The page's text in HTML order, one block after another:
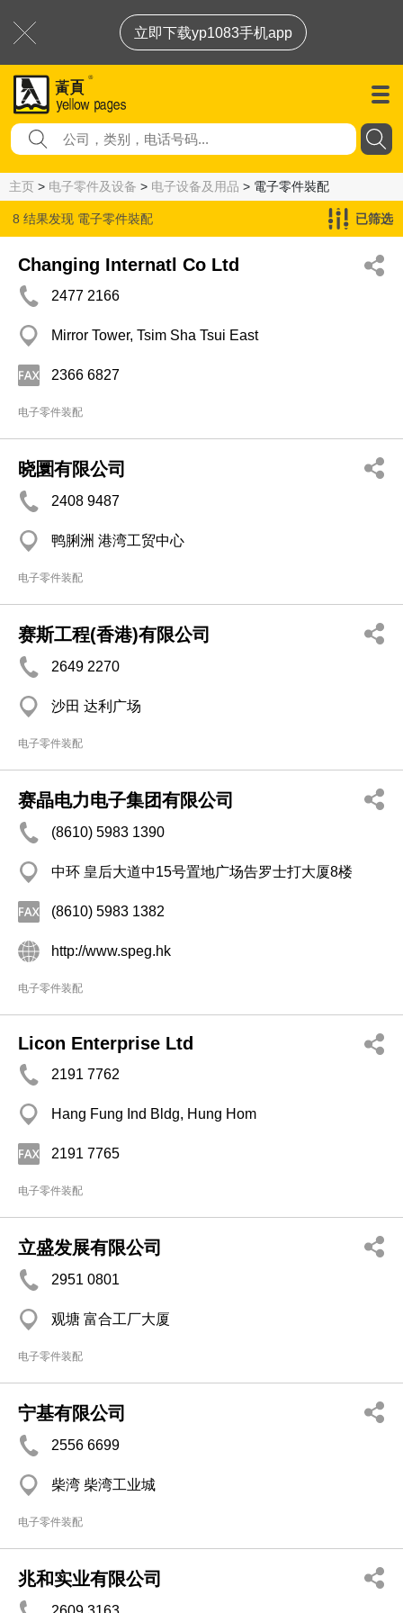
立即下载yp1083手机app
主页 > 电子零件及设备 > 电子设备及用品 > 電子零件裝配
8 结果发现 電子零件裝配 已筛选
Changing Internatl Co Ltd
2477 2166
Mirror Tower, Tsim Sha Tsui East
2366 6827
电子零件装配
晓圜有限公司
2408 9487
鸭脷洲 港湾工贸中心
电子零件装配
赛斯工程(香港)有限公司
2649 2270
沙田 达利广场
电子零件装配
赛晶电力电子集团有限公司
(8610) 5983 1390
中环 皇后大道中15号置地广场告罗士打大厦8楼
(8610) 5983 1382
http://www.speg.hk
电子零件装配
Licon Enterprise Ltd
2191 7762
Hang Fung Ind Bldg, Hung Hom
2191 7765
电子零件装配
立盛发展有限公司
2951 0801
观塘 富合工厂大厦
电子零件装配
宁基有限公司
2556 6699
柴湾 柴湾工业城
电子零件装配
兆和实业有限公司